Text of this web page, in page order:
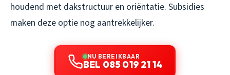
houdend met dakstructuur en oriëntatie. Subsidies
maken deze optie nog aantrekkelijker.
NU BEREIKBAAR
BEL 085 019 21 14